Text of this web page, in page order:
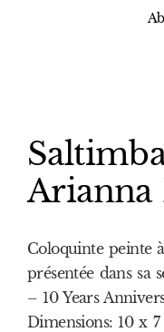
Arianna
Coloquinte peinte
présentée dans sa
– 10 Years
Dimensions: 10 x